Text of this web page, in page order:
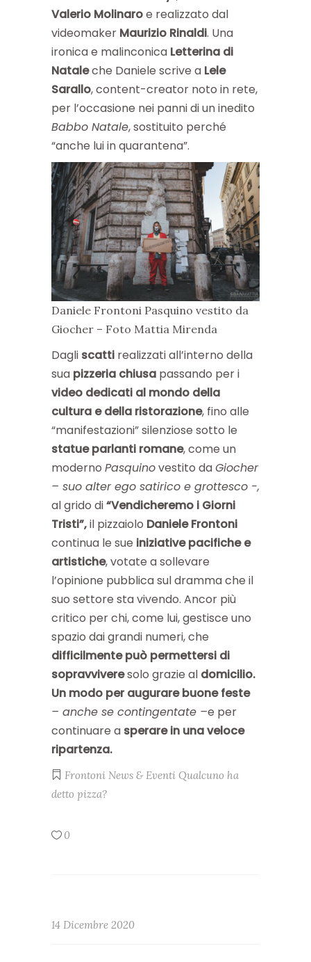
Valerio Molinaroe realizzato dal
videomaker Maurizio Rinaldi. Una
ironica e malinconica Letterina di
Nataleche Daniele scrive a Lele
Sarallo, content-creator noto in rete,
per l’occasione nei panni di un inedito
Babbo Natale, sostituito perché
“anche lui in quarantena”.
Daniele Frontoni Pasquino vestito da
Giocher – Foto Mattia Mirenda
Dagli scatti realizzati all’interno della
sua pizzeria chiusa passando per i
video dedicati al mondo della
cultura e della ristorazione, fino alle
“manifestazioni” silenziose sotto le
statue parlanti romane, come un
moderno Pasquinovestito daGiocher
– suo alter ego satirico e grottesco -,
al grido di“Vendicheremo i Giorni
Tristi”,il pizzaiolo Daniele Frontoni
continua le sue iniziative pacifiche e
artistiche, votate a sollevare
l’opinione pubblica sul dramma che il
suo settore sta vivendo. Ancor più
critico per chi, come lui, gestisce uno
spazio dai grandi numeri, che
difficilmente può permettersi di
sopravviveresolo grazie al domicilio.
Un modo per augurare buone feste
– anche se contingentate –e per
continuare a sperare in una veloce
ripartenza.
Frontoni News & Eventi Qualcuno ha
detto pizza?
0
14 Dicembre 2020